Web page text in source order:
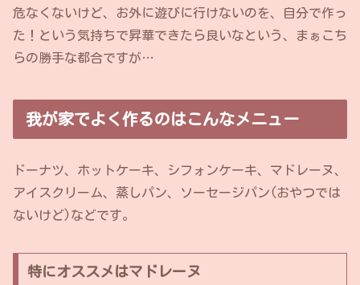
危なくないけど、お外に遊びに行けないのを、自分で作っ
た！という気持ちで昇華できたら良いなという、まぁこち
らの勝手な都合ですが…
我が家でよく作るのはこんなメニュー
ドーナツ、ホットケーキ、シフォンケーキ、マドレーヌ、
アイスクリーム、蒸しパン、ソーセージパン(おやつでは
ないけど)などです。
特にオススメはマドレーヌ